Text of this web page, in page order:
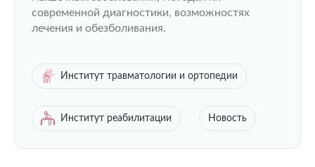
современной диагностики, возможностях
лечения и обезболивания.
Институт травматологии и ортопедии
Институт реабилитации Новость